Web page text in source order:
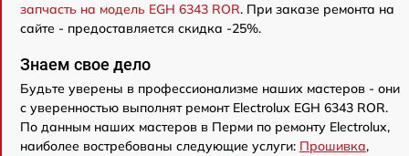
запчасть на модель EGH 6343 ROR. При заказе ремонта на
сайте - предоставляется скидка -25%.
Знаем свое дело
Будьте уверены в профессионализме наших мастеров - они
с уверенностью выполнят ремонт Electrolux EGH 6343 ROR.
По данным наших мастеров в Перми по ремонту Electrolux,
наиболее востребованы следующие услуги: Прошивка,